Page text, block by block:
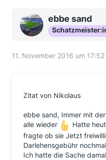
ebbe sand
11. November 2016 um 17:52
Zitat von Nikolaus
ebbe sand, Immer mit
alle wieder
Hatte
fragte ob sie Jetzt
Darlehensgebühr
Ich hatte die Sache